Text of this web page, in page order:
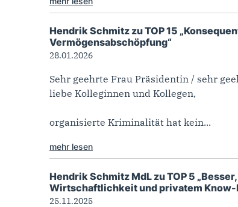
Hendrik Schmitz zu TOP 15
Vermögensabschöpfung“
28.01.2026
Sehr geehrte Frau Präsidentin / sehr
liebe Kolleginnen und Kollegen,
organisierte Kriminalität hat kein...
mehr lesen
Hendrik Schmitz MdL zu TOP 5
Wirtschaftlichkeit und privatem Know-
25.11.2025